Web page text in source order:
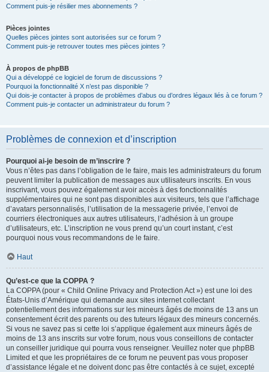
Comment puis-je résilier mes abonnements ?
Pièces jointes
Quelles pièces jointes sont autorisées sur ce forum ?
Comment puis-je retrouver toutes mes pièces jointes ?
À propos de phpBB
Qui a développé ce logiciel de forum de discussions ?
Pourquoi la fonctionnalité X n’est pas disponible ?
Qui dois-je contacter à propos de problèmes d’abus ou d’ordres légaux liés à ce forum ?
Comment puis-je contacter un administrateur du forum ?
Problèmes de connexion et d’inscription
Pourquoi ai-je besoin de m’inscrire ?
Vous n’êtes pas dans l’obligation de le faire, mais les administrateurs du forum
peuvent limiter la publication de messages aux utilisateurs inscrits. En vous
inscrivant, vous pouvez également avoir accès à des fonctionnalités
supplémentaires qui ne sont pas disponibles aux visiteurs, tels que l’affichage
d’avatars personnalisés, l’utilisation de la messagerie privée, l’envoi de
courriers électroniques aux autres utilisateurs, l’adhésion à un groupe
d’utilisateurs, etc. L’inscription ne vous prend qu’un court instant, c’est
pourquoi nous vous recommandons de le faire.
Haut
Qu’est-ce que la COPPA ?
La COPPA (pour « Child Online Privacy and Protection Act ») est une loi des
États-Unis d’Amérique qui demande aux sites internet collectant
potentiellement des informations sur les mineurs âgés de moins de 13 ans un
consentement écrit des parents ou des tuteurs légaux des mineurs concernés.
Si vous ne savez pas si cette loi s’applique également aux mineurs âgés de
moins de 13 ans inscrits sur votre forum, nous vous conseillons de contacter
un conseiller juridique qui pourra vous renseigner. Veuillez noter que phpBB
Limited et que les propriétaires de ce forum ne peuvent pas vous proposer
d’assistance légale et ne doivent donc pas être contactés à ce sujet, excepté